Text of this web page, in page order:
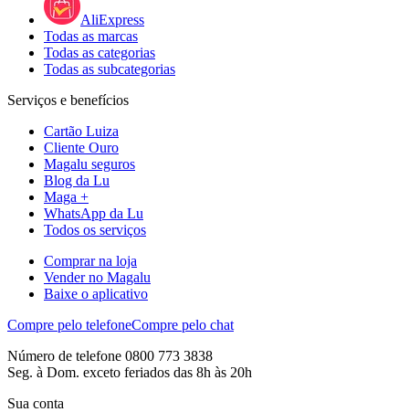
AliExpress
Todas as marcas
Todas as categorias
Todas as subcategorias
Serviços e benefícios
Cartão Luiza
Cliente Ouro
Magalu seguros
Blog da Lu
Maga +
WhatsApp da Lu
Todos os serviços
Comprar na loja
Vender no Magalu
Baixe o aplicativo
Compre pelo telefoneCompre pelo chat
Número de telefone 0800 773 3838
Seg. à Dom. exceto feriados das 8h às 20h
Sua conta